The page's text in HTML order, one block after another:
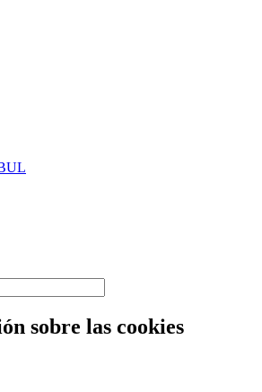
sobre las cookies